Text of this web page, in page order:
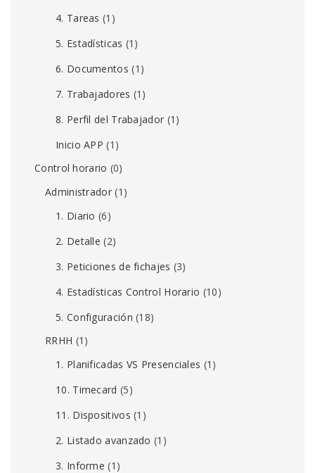
4. Tareas (1)
5. Estadísticas (1)
6. Documentos (1)
7. Trabajadores (1)
8. Perfil del Trabajador (1)
Inicio APP (1)
Control horario (0)
Administrador(1)
1. Diario (6)
2. Detalle (2)
3. Peticiones de fichajes (3)
4. Estadísticas Control Horario (10)
5. Configuración (18)
RRHH (1)
1. Planificadas VS Presenciales (1)
10. Timecard (5)
11. Dispositivos (1)
2. Listado avanzado (1)
3. Informe (1)